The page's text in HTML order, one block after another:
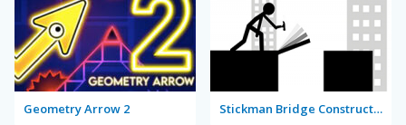
Geometry Arrow 2 Stickman Bridge Constructor